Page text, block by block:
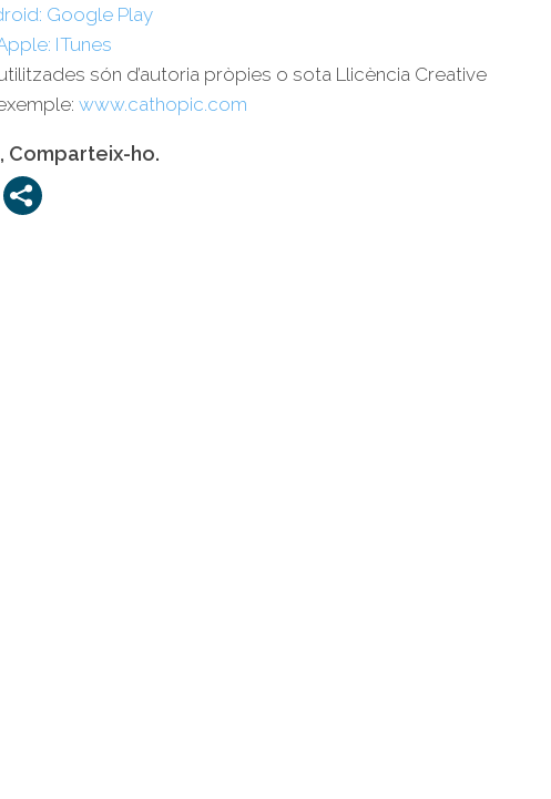
Google Play
ITunes
són d’autoria pròpies o sota Llicència Creative
www.cathopic.com
Comparteix-ho.